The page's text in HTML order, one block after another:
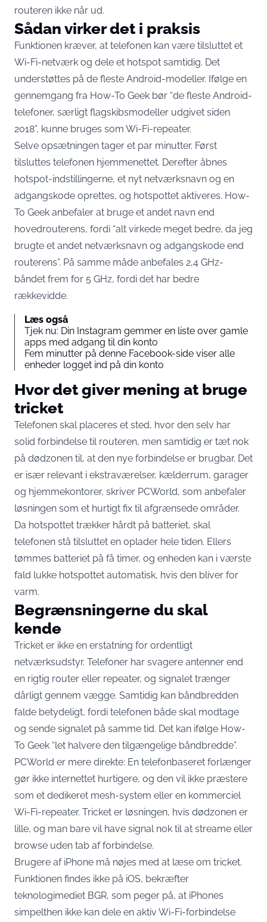
routeren ikke når ud.
Sådan virker det i praksis
Funktionen kræver, at telefonen kan være tilsluttet et
Wi-Fi-netværk og dele et hotspot samtidig. Det
understøttes på de fleste Android-modeller. Ifølge en
gennemgang fra How-To Geek bør “de fleste Android-
telefoner, særligt flagskibsmodeller udgivet siden
2018”, kunne bruges som Wi-Fi-repeater.
Selve opsætningen tager et par minutter. Først
tilsluttes telefonen hjemmenettet. Derefter åbnes
hotspot-indstillingerne, et nyt netværksnavn og en
adgangskode oprettes, og hotspottet aktiveres. How-
To Geek anbefaler at bruge et andet navn end
hovedrouterens, fordi “alt virkede meget bedre, da jeg
brugte et andet netværksnavn og adgangskode end
routerens”. På samme måde anbefales 2,4 GHz-
båndet frem for 5 GHz, fordi det har bedre
rækkevidde.
Læs også
Tjek nu: Din Instagram gemmer en liste over gamle
apps med adgang til din konto
Fem minutter på denne Facebook-side viser alle
enheder logget ind på din konto
Hvor det giver mening at bruge
tricket
Telefonen skal placeres et sted, hvor den selv har
solid forbindelse til routeren, men samtidig er tæt nok
på dødzonen til, at den nye forbindelse er brugbar. Det
er især relevant i ekstraværelser, kælderrum, garager
og hjemmekontorer, skriver PCWorld, som anbefaler
løsningen som et hurtigt fix til afgrænsede områder.
Da hotspottet trækker hårdt på batteriet, skal
telefonen stå tilsluttet en oplader hele tiden. Ellers
tømmes batteriet på få timer, og enheden kan i værste
fald lukke hotspottet automatisk, hvis den bliver for
varm.
Begrænsningerne du skal
kende
Tricket er ikke en erstatning for ordentligt
netværksudstyr. Telefoner har svagere antenner end
en rigtig router eller repeater, og signalet trænger
dårligt gennem vægge. Samtidig kan båndbredden
falde betydeligt, fordi telefonen både skal modtage
og sende signalet på samme tid. Det kan ifølge How-
To Geek “let halvere den tilgængelige båndbredde”.
PCWorld er mere direkte: En telefonbaseret forlænger
gør ikke internettet hurtigere, og den vil ikke præstere
som et dedikeret mesh-system eller en kommerciel
Wi-Fi-repeater. Tricket er løsningen, hvis dødzonen er
lille, og man bare vil have signal nok til at streame eller
browse uden tab af forbindelse.
Brugere af iPhone må nøjes med at læse om tricket.
Funktionen findes ikke på iOS, bekræfter
teknologimediet BGR, som peger på, at iPhones
simpelthen ikke kan dele en aktiv Wi-Fi-forbindelse